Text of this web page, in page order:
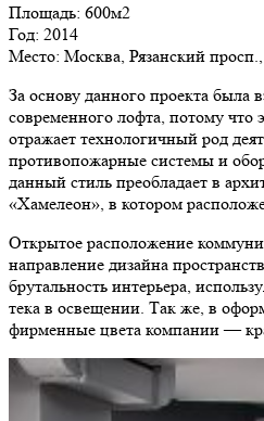
Площадь: 600м2
Год: 2014
Место: Москва, Рязанский
За основу данного проекта была
современного лофта, потому что
отражает технологичный род
противопожарные системы и
данный стиль преобладает в
«Хамелеон», в котором
Открытое расположение
направление дизайна
брутальность интерьера,
тека в освещении. Так же, в
фирменные цвета компании —